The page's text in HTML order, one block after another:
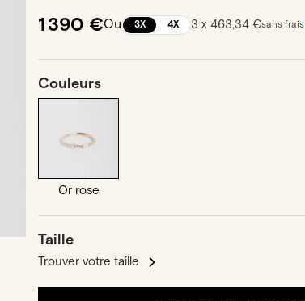
1 390 €Ou 3X 4X 3 x 463,34 €sans frais
Couleurs
Or rose
Taille
Trouver votre taille